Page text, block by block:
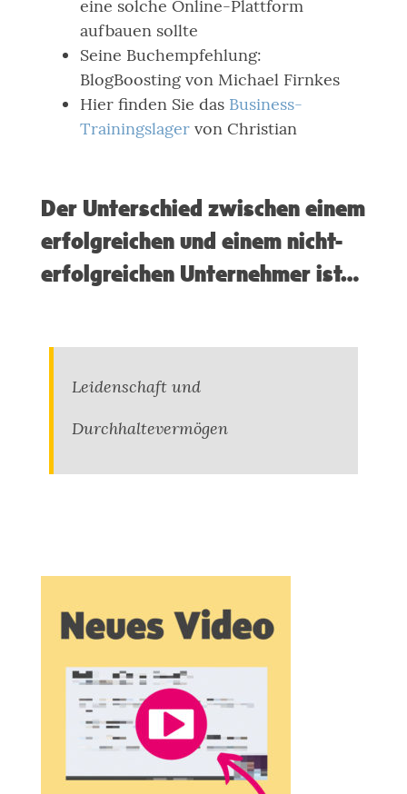
eine solche Online-Plattform
aufbauen sollte
Seine Buchempfehlung:
BlogBoosting von Michael Firnkes
Hier finden Sie das Business-
Trainingslagervon Christian
Der Unterschied zwischen einem
erfolgreichen und einem nicht-
erfolgreichen Unternehmer ist…
Leidenschaft und
Durchhaltevermögen